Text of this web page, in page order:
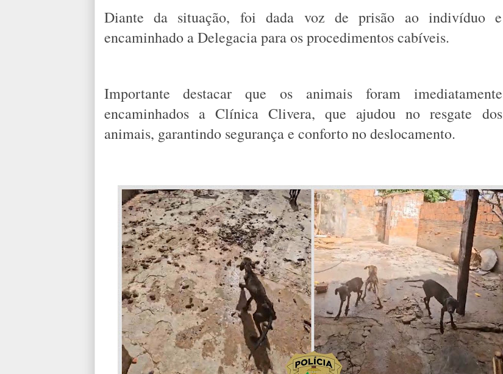
Diante da situação, foi dada voz de prisão ao indivíduo e
encaminhado a Delegacia para os procedimentos cabíveis.
Importante destacar que os animais foram imediatamente
encaminhados a Clínica Clivera, que ajudou no resgate dos
animais, garantindo segurança e conforto no deslocamento.